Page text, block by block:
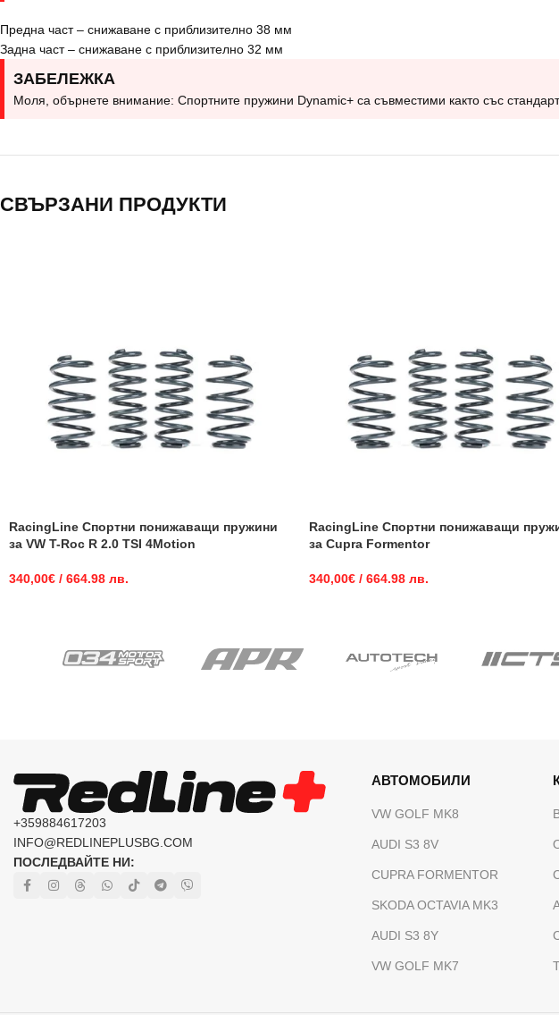
Предна част – снижаване с приблизително 38 мм
Задна част – снижаване с приблизително 32 мм
ЗАБЕЛЕЖКА
Моля, обърнете внимание: Спортните пружини Dynamic+ са съвместими както със
СВЪРЗАНИ ПРОДУКТИ
RacingLine Спортни понижаващи пружини
за VW T-Roc R 2.0 TSI 4Motion
340,00€ / 664.98 лв.
RacingLine Спортни понижаващи
за Cupra Formentor
340,00€ / 664.98 лв.
+359884617203
INFO@REDLINEPLUSBG.COM
ПОСЛЕДВАЙТЕ НИ:
АВТОМОБИЛИ
VW GOLF MK8
AUDI S3 8V
CUPRA FORMENTOR
SKODA OCTAVIA MK3
AUDI S3 8Y
VW GOLF MK7